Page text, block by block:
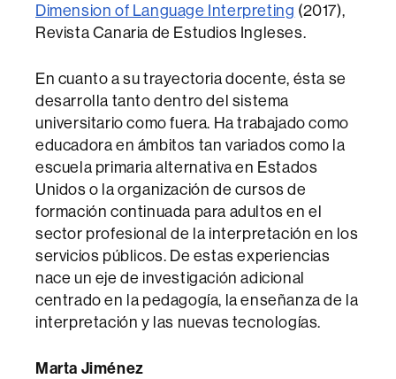
Dimension of Language Interpreting (2017),
Revista Canaria de Estudios Ingleses.
En cuanto a su trayectoria docente, ésta se
desarrolla tanto dentro del sistema
universitario como fuera. Ha trabajado como
educadora en ámbitos tan variados como la
escuela primaria alternativa en Estados
Unidos o la organización de cursos de
formación continuada para adultos en el
sector profesional de la interpretación en los
servicios públicos. De estas experiencias
nace un eje de investigación adicional
centrado en la pedagogía, la enseñanza de la
interpretación y las nuevas tecnologías.
Marta Jiménez